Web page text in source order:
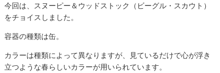
今回は、スヌーピー＆ウッドストック（ビーグル・スカウト）
をチョイスしました。
容器の種類は缶。
カラーは種類によって異なりますが、見ているだけで心が浮き
立つような春らしいカラーが用いられています。